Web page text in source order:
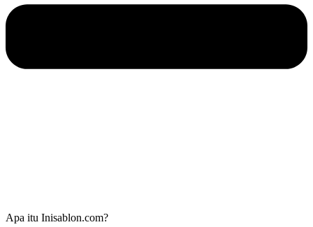
Apa itu Inisablon.com?